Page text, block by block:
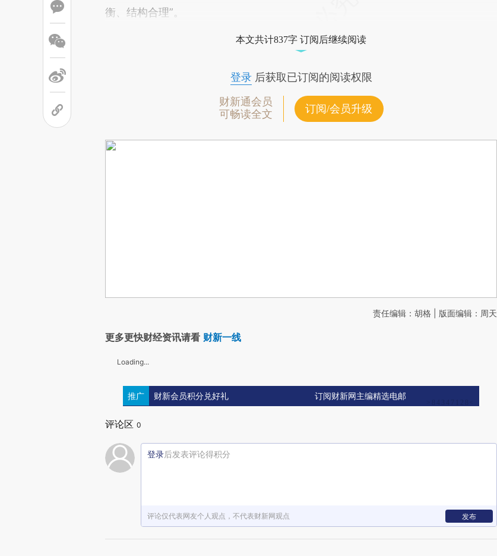
衡、结构合理”。
本文共计837字 订阅后继续阅读
登录后获取已订阅的阅读权限
财新通会员
可畅读全文
订阅/会员升级
责任编辑：胡格 | 版面编辑：周天
更多更快财经资讯请看 财新一线
Loading...
推广 财新会员积分兑好礼 订阅财新网主编精选电邮
评论区 0
登录后发表评论得积分
评论仅代表网友个人观点，不代表财新网观点 发布